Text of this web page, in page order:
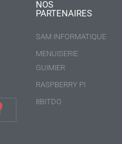
NOS
PARTENAIRES
SAM INFORMATIQUE
MENUISERIE
GUIMIER
RASPBERRY PI
8BITDO